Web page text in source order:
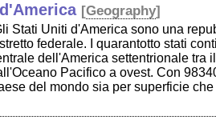
[Geography]
Stati Uniti d'America sono una
federale. I quarantotto stati
dell'America settentrionale tra
Pacifico a ovest. Con
del mondo sia per superficie